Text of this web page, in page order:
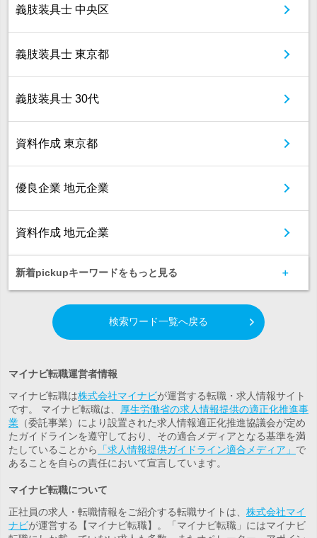
義肢装具士 中央区
義肢装具士 東京都
義肢装具士 30代
資料作成 東京都
優良企業 地元企業
資料作成 地元企業
新着pickupキーワードをもっと見る
検索ワード一覧へ戻る
マイナビ転職運営者情報
マイナビ転職は株式会社マイナビが運営する転職・求人情報サイト
です。 マイナビ転職は、
厚生労働省の求人情報提供の適正化推進事
業 （委託事業）により設置された求人情報適正化推進協議会が定め
たガイドラインを遵守しており、その適合メディアとなる基準を満
たしていることから
「求人情報提供ガイドライン適合メディア」 で
あることを自らの責任において宣言しています。
マイナビ転職について
正社員の求人・転職情報をご紹介する転職サイトは、 株式会社マイ
ナビが運営する【マイナビ転職】。「マイナビ転職」にはマイナビ